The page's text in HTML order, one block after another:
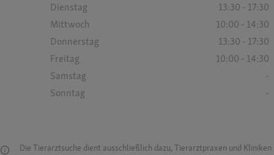
Dienstag
13:30 - 17:30
Mittwoch
10:00 - 14:30
Donnerstag
13:30 - 17:30
Freitag
10:00 - 14:30
Samstag
-
Sonntag
-
Die Tierarztsuche dient ausschließlich dazu, Tierarztpraxen und Kliniken